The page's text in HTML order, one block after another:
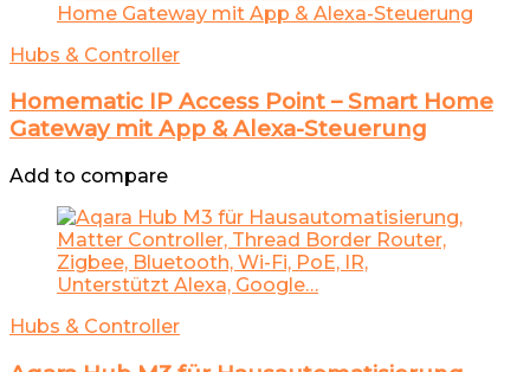
Hubs & Controller
Homematic IP Access Point – Smart Home
Gateway mit App & Alexa-Steuerung
Add to compare
Hubs & Controller